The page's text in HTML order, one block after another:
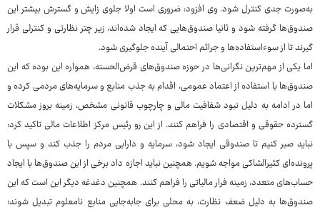
به‌صورت جدی کنترل شود. وی افزود: ضروری است اولا جلوی زایش و گسترش بیشتر این
صندوق‌ها گرفته شود و ثانیا صندوق‌هایی که ایجاد شده‌اند، زیر چتر نظارتی و کنترلی قرار
گیرند تا از سوءاستفاده‌ها و جرائم احتمالی آینده جلوگیری شود.
اما یکی از مهم‌ترین نگرانی‌ها در حوزه صندوق‌های قرض‌الحسنه، همواره این بوده که این
صندوق‌ها با استفاده از اعتماد عمومی، اقدام به جذب منابع و سرمایه‌های مردمی کرده و
اما در ادامه به دلیل نبود شفافیت مالی و چارچوب قانونی مشخص، زمینه بروز مشکلات
گسترده حقوقی و اقتصادی را فراهم کنند. از این رو رئیس مرکز اطلاعات مالی تاکید کرد:
نباید صبر کنیم تا صندوقی ایجاد شود، سرمایه و دارایی مردم را جذب کند و سپس با
پرونده‌ای کثیرالشاکی مواجه شویم. همچنین نباید اجازه داد برخی از این صندوق‌ها با ایجاد
حساب‌های متعدد، زمینه فرار مالیاتی را فراهم کنند. همچنین دغدغه دیگر این است که این
صندوق‌ها به دلیل ضعف نظارت، به محلی برای جابه‌جایی منابع نامعلوم تبدیل شوند؛